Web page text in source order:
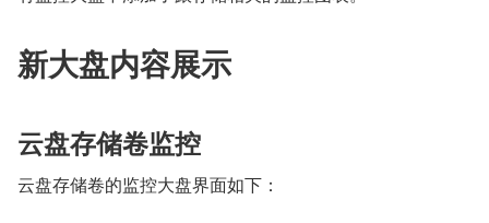
新大盘内容展示
云盘存储卷监控
云盘存储卷的监控大盘界面如下：